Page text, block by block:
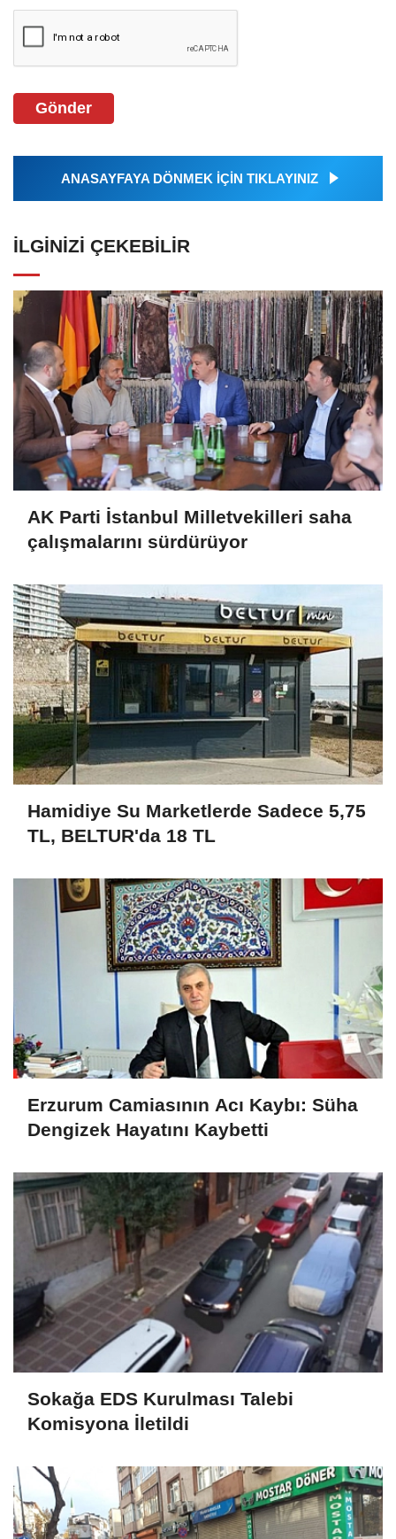
Gönder
ANASAYFAYA DÖNMEK İÇİN TIKLAYINIZ
İLGINIZI ÇEKEBILIR
AK Parti İstanbul Milletvekilleri saha
çalışmalarını sürdürüyor
Hamidiye Su Marketlerde Sadece 5,75
TL, BELTUR'da 18 TL
Erzurum Camiasının Acı Kaybı: Süha
Dengizek Hayatını Kaybetti
Sokağa EDS Kurulması Talebi
Komisyona İletildi